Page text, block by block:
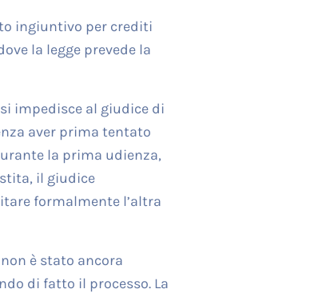
ingiuntivo per crediti
la legge prevede la
impedisce al giudice di
aver prima tentato
la prima udienza,
il giudice
formalmente l’altra
è stato ancora
di fatto il processo. La